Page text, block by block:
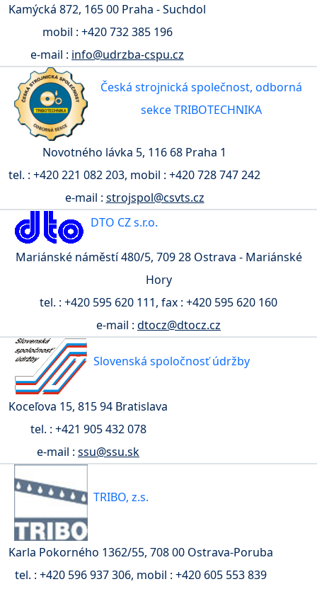
Kamýcká 872, 165 00 Praha - Suchdol
mobil : +420 732 385 196
e-mail : info@udrzba-cspu.cz
Česká strojnická společnost, odborná
sekce TRIBOTECHNIKA
Novotného lávka 5, 116 68 Praha 1
tel. : +420 221 082 203, mobil : +420 728 747 242
e-mail : strojspol@csvts.cz
DTO CZ s.r.o.
Mariánské náměstí 480/5, 709 28 Ostrava - Mariánské
Hory
tel. : +420 595 620 111, fax : +420 595 620 160
e-mail : dtocz@dtocz.cz
Slovenská spoločnosť údržby
Koceľova 15, 815 94 Bratislava
tel. : +421 905 432 078
e-mail : ssu@ssu.sk
TRIBO, z.s.
Karla Pokorného 1362/55, 708 00 Ostrava-Poruba
tel. : +420 596 937 306, mobil : +420 605 553 839